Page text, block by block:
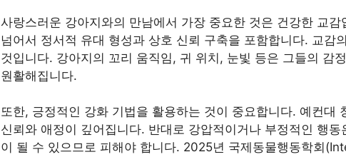
사랑스러운 강아지와의 만남에서 가장 중요한 것은 건강한 교
넘어서 정서적 유대 형성과 상호 신뢰 구축을 포함합니다. 교감
것입니다. 강아지의 꼬리 움직임, 귀 위치, 눈빛 등은 그들의 감
원활해집니다.
또한, 긍정적인 강화 기법을 활용하는 것이 중요합니다. 예컨대
신뢰와 애정이 깊어집니다. 반대로 강압적이거나 부정적인 행
이 될 수 있으므로 피해야 합니다. 2025년 국제동물행동학회